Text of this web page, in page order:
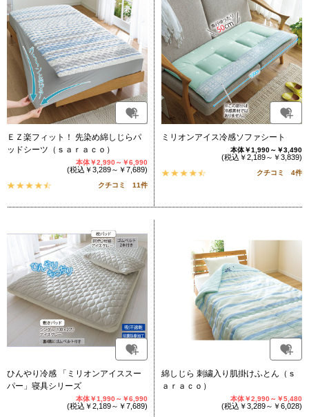
ＥＺ楽フィット！ 先染め綿しじらパ
ッドシーツ（ｓａｒａｃｏ）
本体￥2,990～￥6,990
(税込￥3,289～￥7,689)
クチコミ 11件
ミリオンアイス冷感ソファシート
本体￥1,990～￥3,490
(税込￥2,189～￥3,839)
クチコミ 4件
ひんやり冷感 「ミリオンアイススー
パー」寝具シリーズ
本体￥1,990～￥6,990
(税込￥2,189～￥7,689)
綿しじら 刺繍入り肌掛けふとん（ｓ
ａｒａｃｏ）
本体￥2,990～￥5,480
(税込￥3,289～￥6,028)